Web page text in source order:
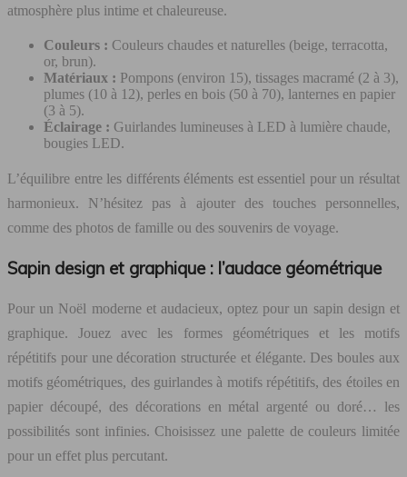
atmosphère plus intime et chaleureuse.
Couleurs : Couleurs chaudes et naturelles (beige, terracotta,
or, brun).
Matériaux : Pompons (environ 15), tissages macramé (2 à 3),
plumes (10 à 12), perles en bois (50 à 70), lanternes en papier
(3 à 5).
Éclairage : Guirlandes lumineuses à LED à lumière chaude,
bougies LED.
L’équilibre entre les différents éléments est essentiel pour un résultat
harmonieux. N’hésitez pas à ajouter des touches personnelles,
comme des photos de famille ou des souvenirs de voyage.
Sapin design et graphique : l’audace géométrique
Pour un Noël moderne et audacieux, optez pour un sapin design et
graphique. Jouez avec les formes géométriques et les motifs
répétitifs pour une décoration structurée et élégante. Des boules aux
motifs géométriques, des guirlandes à motifs répétitifs, des étoiles en
papier découpé, des décorations en métal argenté ou doré… les
possibilités sont infinies. Choisissez une palette de couleurs limitée
pour un effet plus percutant.